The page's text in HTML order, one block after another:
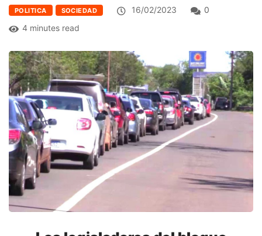
POLITICA SOCIEDAD 16/02/2023
0
4 minutes read